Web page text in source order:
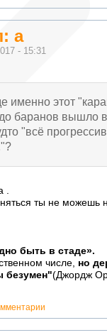
а
- 15:31
именно этот
баранов вышло
"всё
ты не можешь
быть в стаде».
числе, но
безумен"(Джордж